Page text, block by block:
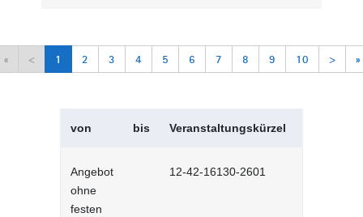
« < 1 2 3 4 5 6 7 8 9 10 > »
von bis Veranstaltungskürzel
Angebot
ohne
festen
12-42-16130-2601